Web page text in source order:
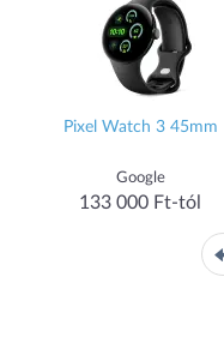
Pixel Watch 3 45mm
Google
133 000 Ft-tól